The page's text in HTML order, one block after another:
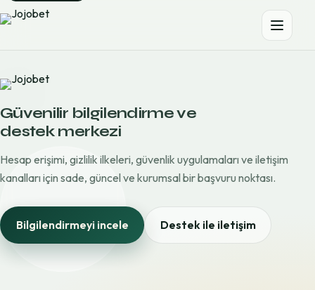
Güvenilir bilgilendirme ve
destek merkezi
Hesap erişimi, gizlilik ilkeleri, güvenlik uygulamaları ve iletişim
kanalları için sade, güncel ve kurumsal bir başvuru noktası.
Bilgilendirmeyi incele Destek ile iletişim